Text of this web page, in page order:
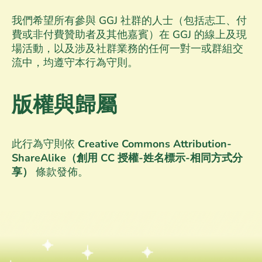
我們希望所有參與 GGJ 社群的人士（包括志工、付
費或非付費贊助者及其他嘉賓）在 GGJ 的線上及現
場活動，以及涉及社群業務的任何一對一或群組交
流中，均遵守本行為守則。
版權與歸屬
此行為守則依 Creative Commons Attribution-
ShareAlike（創用 CC 授權-姓名標示-相同方式分
享）
條款發佈。